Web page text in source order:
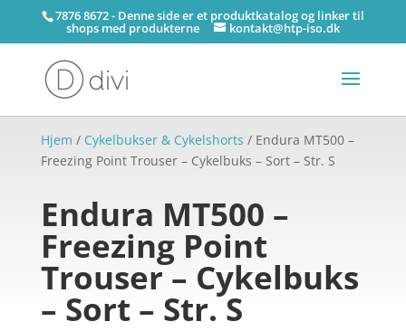
7876 8672 - Denne side er et produktkatalog og linker til
shops med produkterne kontakt@htp-iso.dk
Hjem / Cykelbukser & Cykelshorts / Endura MT500 –
Freezing Point Trouser – Cykelbuks – Sort – Str. S
Endura MT500 –
Freezing Point
Trouser – Cykelbuks
– Sort – Str. S